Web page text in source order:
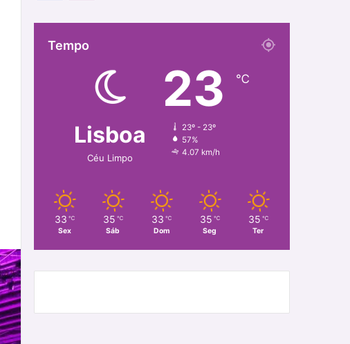
Tempo
Lisboa
Céu Limpo
23 ℃
23º - 23º
57%
4.07 km/h
33 ℃
Sex
35 ℃
Sáb
33 ℃
Dom
35 ℃
Seg
35 ℃
Ter